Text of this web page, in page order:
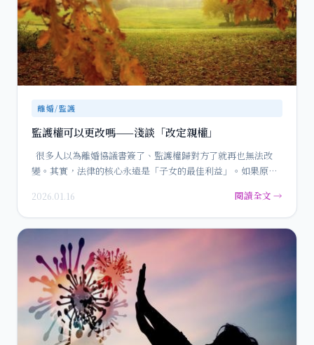
離婚/監護
監護權可以更改嗎——淺談「改定親權」
很多人以為離婚協議書簽了、監護權歸對方了就再也無法改
變。其實，法律的核心永遠是「子女的最佳利益」。如果原本
2026.01.16 閱讀全文 →